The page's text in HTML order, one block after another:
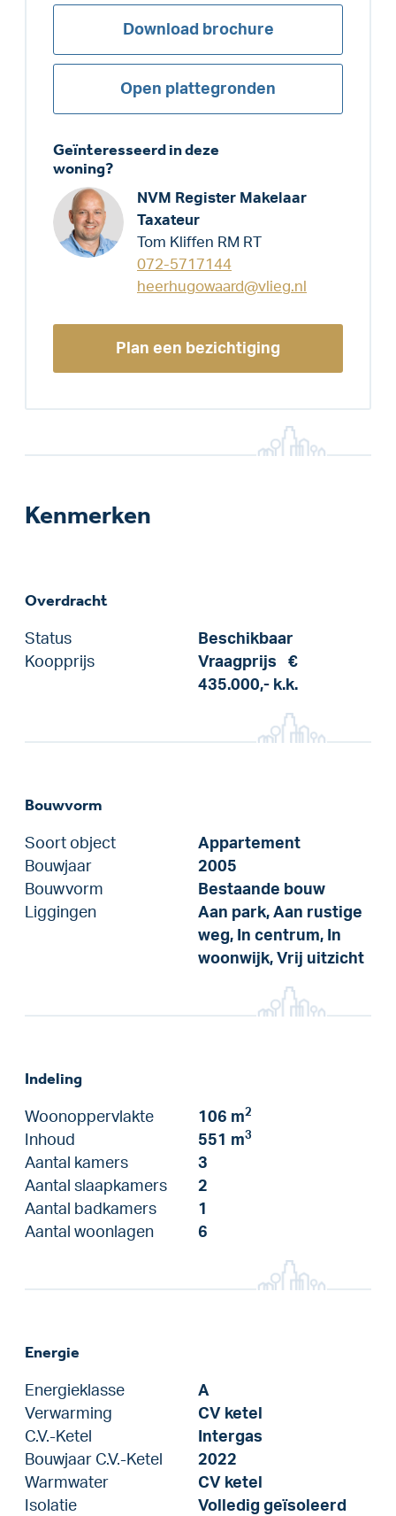
Download brochure
Open plattegronden
Geïnteresseerd in deze
woning?
NVM Register Makelaar
Taxateur
Tom Kliffen RM RT
072-5717144
heerhugowaard@vlieg.nl
Plan een bezichtiging
Kenmerken
Overdracht
Status
Beschikbaar
Koopprijs
Vraagprijs
€
435.000,- k.k.
Bouwvorm
Soort object
Appartement
Bouwjaar
2005
Bouwvorm
Bestaande bouw
Liggingen
Aan park, Aan rustige
weg, In centrum, In
woonwijk, Vrij uitzicht
Indeling
Woonoppervlakte 106 m2
Inhoud 551 m3
Aantal kamers
3
Aantal slaapkamers
2
Aantal badkamers
1
Aantal woonlagen
6
Energie
Energieklasse
A
Verwarming
CV ketel
C.V.-Ketel
Intergas
Bouwjaar C.V.-Ketel
2022
Warmwater
CV ketel
Isolatie
Volledig geïsoleerd